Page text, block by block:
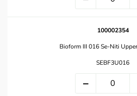
100002354
Bioform III 016 Se-Niti
SEBF3U016